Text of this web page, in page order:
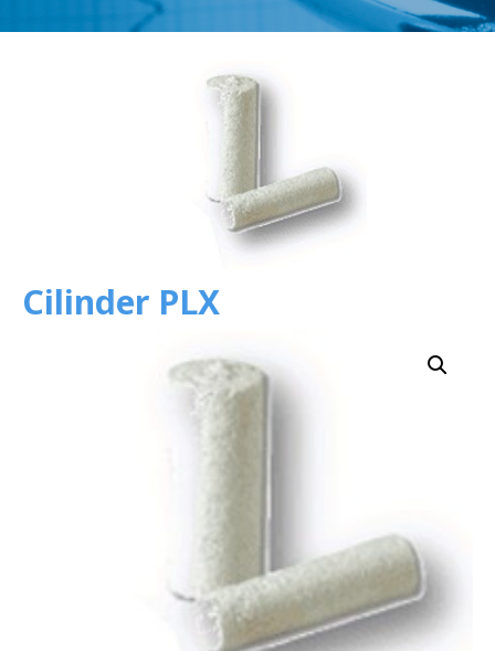
Cilinder PLX